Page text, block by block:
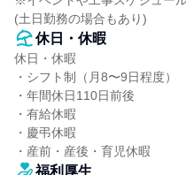
(土日勤務の場合もあり)
休日・休暇
休日・休暇
・シフト制（月8〜9日程度）
・年間休日110日前後
・有給休暇
・慶弔休暇
・産前・産後・育児休暇
福利厚生